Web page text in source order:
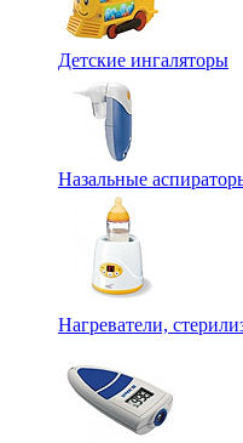
Детские ингаляторы
Назальные
Нагреватели,